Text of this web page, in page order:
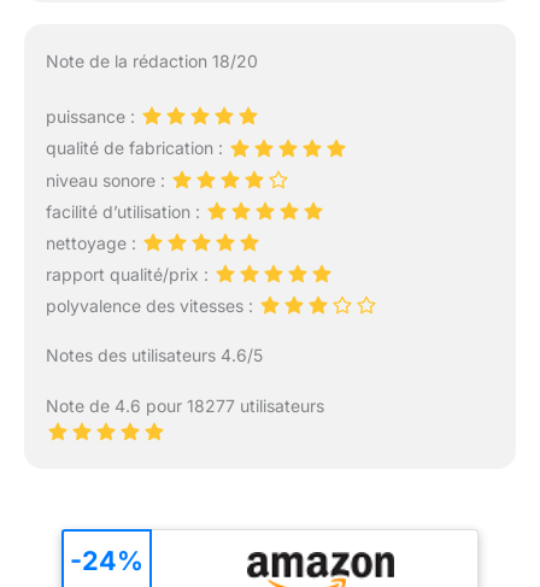
Note de la rédaction 18/20
puissance :
qualité de fabrication :
niveau sonore :
facilité d’utilisation :
nettoyage :
rapport qualité/prix :
polyvalence des vitesses :
Notes des utilisateurs 4.6/5
Note de 4.6 pour 18277 utilisateurs
-24%